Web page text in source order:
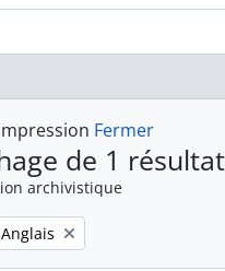
Fermer
de 1
archivistique
Remove filter:
Anglais